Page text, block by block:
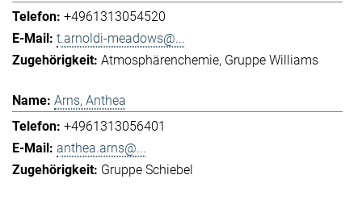
+4961313054520
t.arnoldi-meadows@...
Atmosphärenchemie Gruppe Williams
Arns, Anthea
+4961313056401
anthea.arns@...
Gruppe Schiebel